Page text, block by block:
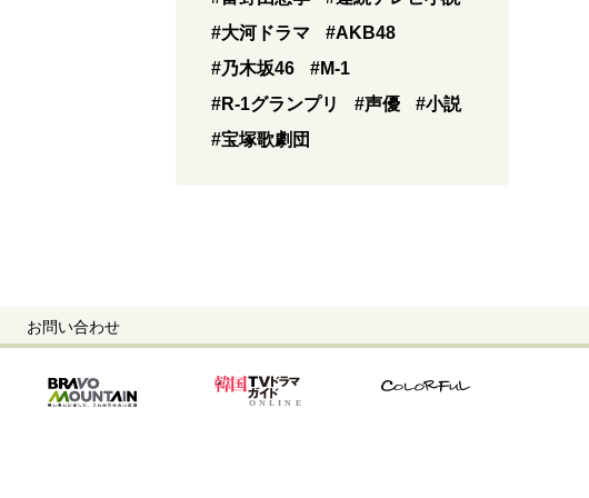
#大河ドラマ
#AKB48
#乃木坂46
#M-1
#R-1グランプリ
#声優
#小説
#宝塚歌劇団
お問い合わせ